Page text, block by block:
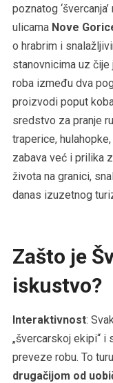
poznatog
ulicama Nove
o hrabrim i
stanovnicima uz
roba između dva
proizvodi poput
sredstvo za pranje
traperice,
zabava već i prilika
života na granici,
danas izuzetnog
Zašto je
iskustvo?
Interaktivnost:
„švercarskoj ekipi“ i
preveze robu. To
drugačijom od